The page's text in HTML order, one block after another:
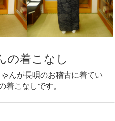
の着こなし
んが長唄のお稽古に着てい
着こなしです。